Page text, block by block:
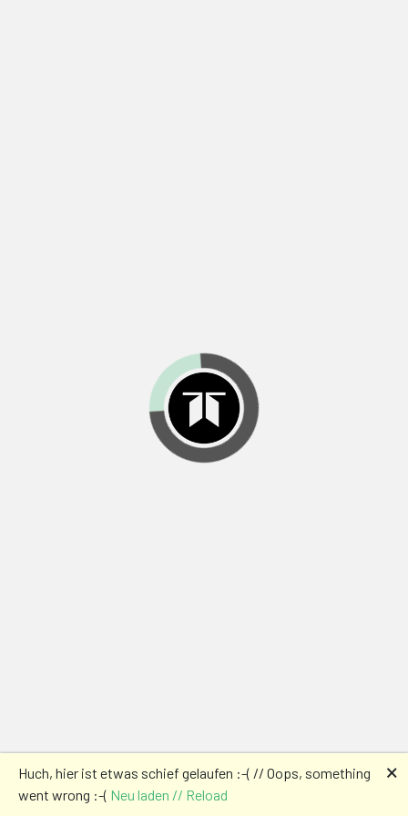
Huch, hier ist etwas schief gelaufen :-( // Oops, something
went wrong :-( Neu laden // Reload
🗙